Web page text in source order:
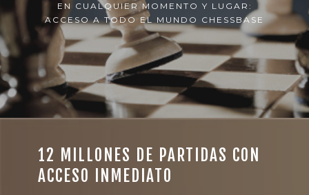
EN CUALQUIER MOMENTO Y LUGAR:
ACCESO A TODO EL MUNDO CHESSBASE
12 MILLONES DE PARTIDAS CON
ACCESO INMEDIATO